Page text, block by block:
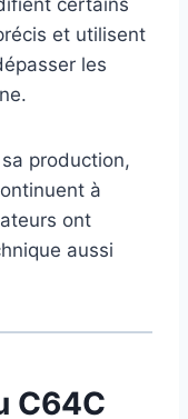
certains
et utilisent
les
production,
à
ont
aussi
C64C